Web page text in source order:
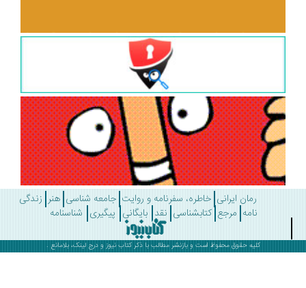
رمان ایرانی خاطره، سفرنامه و روایت جامعه شناسی هنر زندگی
مرجع کتابشناسی نقد بایگانی پیگیری شناسنامه
کلیه حقوق محفوظ است و بازنشر مطالب با ذکرکتاب نیوز و درج لینک، بلامانع .